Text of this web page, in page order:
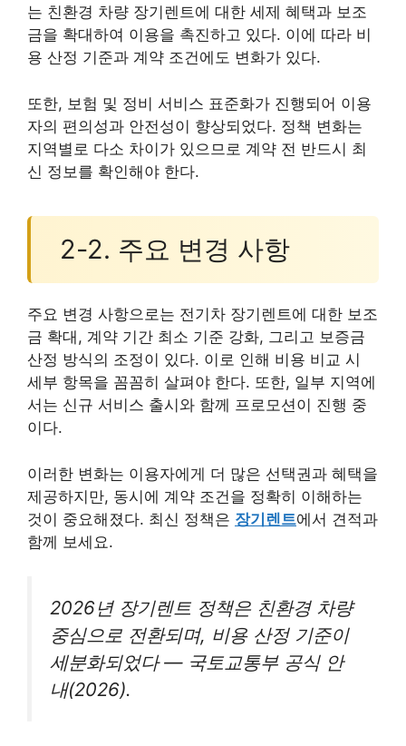
는 친환경 차량 장기렌트에 대한 세제 혜택과 보조
금을 확대하여 이용을 촉진하고 있다. 이에 따라 비
용 산정 기준과 계약 조건에도 변화가 있다.
또한, 보험 및 정비 서비스 표준화가 진행되어 이용
자의 편의성과 안전성이 향상되었다. 정책 변화는
지역별로 다소 차이가 있으므로 계약 전 반드시 최
신 정보를 확인해야 한다.
2-2. 주요 변경 사항
주요 변경 사항으로는 전기차 장기렌트에 대한 보조
금 확대, 계약 기간 최소 기준 강화, 그리고 보증금
산정 방식의 조정이 있다. 이로 인해 비용 비교 시
세부 항목을 꼼꼼히 살펴야 한다. 또한, 일부 지역에
서는 신규 서비스 출시와 함께 프로모션이 진행 중
이다.
이러한 변화는 이용자에게 더 많은 선택권과 혜택을
제공하지만, 동시에 계약 조건을 정확히 이해하는
것이 중요해졌다. 최신 정책은 장기렌트에서 견적과
함께 보세요.
2026년 장기렌트 정책은 친환경 차량
중심으로 전환되며, 비용 산정 기준이
세분화되었다 — 국토교통부 공식 안
내(2026).